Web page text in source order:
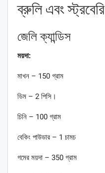
ব্রুলি এবং স্ট্রবেরি
জেলি ক্যান্ডিস
ময়দা:
মাখন – 150 গ্রাম
ডিম – 2 পিসি।
চিনি – 100 গ্রাম
বেকিং পাউডার – 1 চামচ
গমের ময়দা – 350 গ্রাম